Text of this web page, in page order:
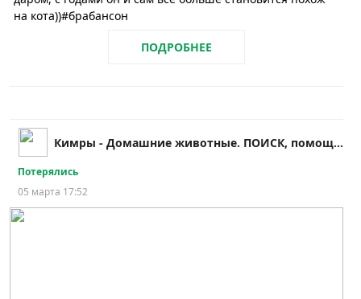
на кота))#брабансон
ПОДРОБНЕЕ
Кимры - Домашние животные. ПОИСК, помощь и др.!!
Потерялись
05 марта 17:52